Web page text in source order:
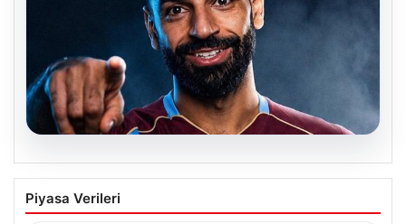
Mohamed Salah transferinin detayları
açıklandı!
Piyasa Verileri